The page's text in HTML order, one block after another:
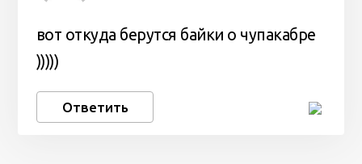
вот откуда берутся байки о чупакабре
)))))
Ответить